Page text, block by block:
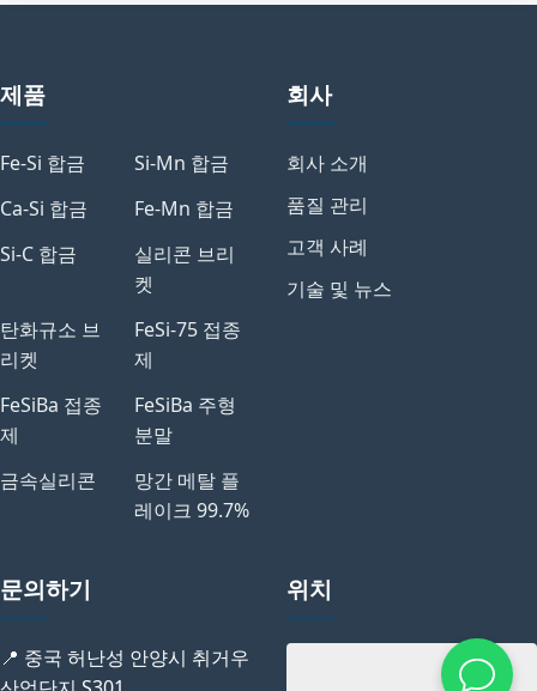
제품
Fe-Si 합금
Si-Mn 합금
Ca-Si 합금
Fe-Mn 합금
Si-C 합금
실리콘 브리
켓
탄화규소 브
리켓
FeSi-75 접종
제
FeSiBa 접종
제
FeSiBa 주형
분말
금속실리콘
망간 메탈 플
레이크 99.7%
회사
회사 소개
품질 관리
고객 사례
기술 및 뉴스
문의하기
📍 중국 허난성 안양시 취거우
위치